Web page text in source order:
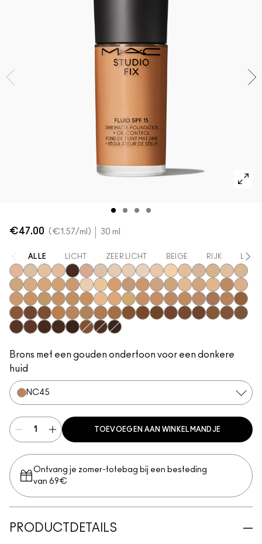
SHOP ALLES GEZICHT
SHOP ALLES OGEN
SHOP ALLE BORSTELS
€47.00 €1.57/ml 30 ml
ALLE LICHT ZEER LICHT BEIGE RIJK
N11NC5N10N18NW63
N12NC10NW5NW10NC12N4 NC13NW13N4.5NC15N4.75NC16
NC17NC18NW15NC20NW18C4C40NC25NW20
NW22NC27NC30
N5 N6 C3.5NW25
N6.5
NC35NC37NC38NC40NC41NC42C4.5C5C45C5.5NC43.5
NC44NC44.5
NW30
NW33NW35
NW40
NW43NW44NW45
C8NC45NC45.5
NC46
NC47NC50
Brons met een gouden ondertoon voor een donkere
huid
NC45
TOEVOEGEN AAN WINKELMANDJE
Ontvang je zomer-totebag bij een besteding
van 69€
PRODUCTDETAILS